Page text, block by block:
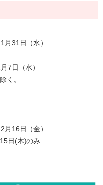
31日（水）
7日（水）
く。
16日（金）
日(木)のみ